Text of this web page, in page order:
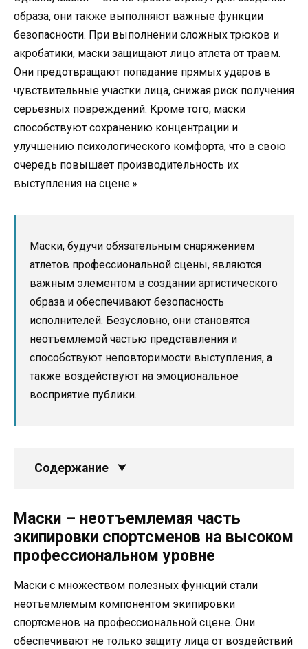
образа, они также выполняют важные функции
безопасности. При выполнении сложных трюков и
акробатики, маски защищают лицо атлета от травм.
Они предотвращают попадание прямых ударов в
чувствительные участки лица, снижая риск получения
серьезных повреждений. Кроме того, маски
способствуют сохранению концентрации и
улучшению психологического комфорта, что в свою
очередь повышает производительность их
выступления на сцене.»
Маски, будучи обязательным снаряжением
атлетов профессиональной сцены, являются
важным элементом в создании артистического
образа и обеспечивают безопасность
исполнителей. Безусловно, они становятся
неотъемлемой частью представления и
способствуют неповторимости выступления, а
также воздействуют на эмоциональное
восприятие публики.
Содержание
Маски – неотъемлемая часть
экипировки спортсменов на высоком
профессиональном уровне
Маски с множеством полезных функций стали
неотъемлемым компонентом экипировки
спортсменов на профессиональной сцене. Они
обеспечивают не только защиту лица от воздействий